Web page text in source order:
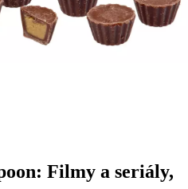
Filmy a seriály,